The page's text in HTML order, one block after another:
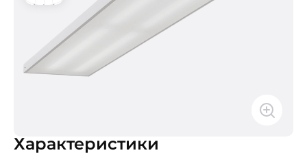
Характеристики